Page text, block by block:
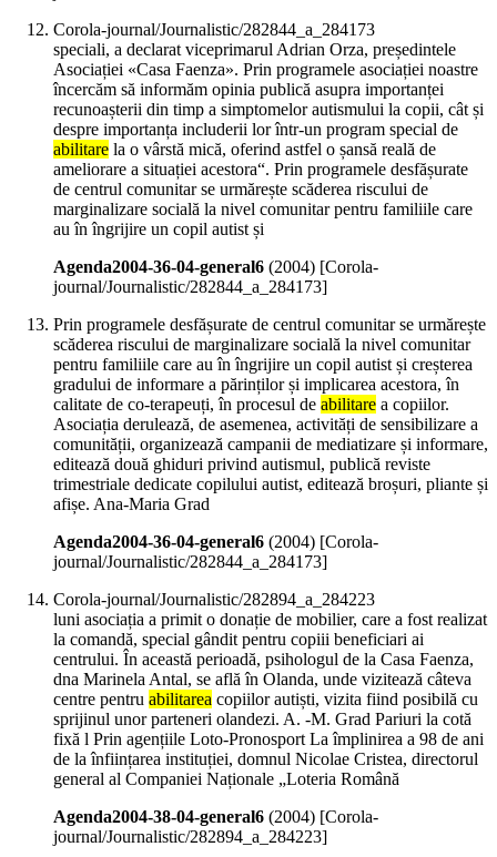
Corola-journal/Journalistic/282844_a_284173
speciali, a declarat viceprimarul Adrian Orza, președintele
Asociației «Casa Faenza». Prin programele asociației noastre
încercăm să informăm opinia publică asupra importanței
recunoașterii din timp a simptomelor autismului la copii, cât și
despre importanța includerii lor într-un program special de
abilitare la o vârstă mică, oferind astfel o șansă reală de
ameliorare a situației acestora“. Prin programele desfășurate
de centrul comunitar se urmărește scăderea riscului de
marginalizare socială la nivel comunitar pentru familiile care
au în îngrijire un copil autist și
Agenda2004-36-04-general6 (2004) [Corola-
journal/Journalistic/282844_a_284173]
Prin programele desfășurate de centrul comunitar se urmărește
scăderea riscului de marginalizare socială la nivel comunitar
pentru familiile care au în îngrijire un copil autist și creșterea
gradului de informare a părinților și implicarea acestora, în
calitate de co-terapeuți, în procesul de abilitare a copiilor.
Asociația derulează, de asemenea, activități de sensibilizare a
comunității, organizează campanii de mediatizare și informare,
editează două ghiduri privind autismul, publică reviste
trimestriale dedicate copilului autist, editează broșuri, pliante și
afișe. Ana-Maria Grad
Agenda2004-36-04-general6 (2004) [Corola-
journal/Journalistic/282844_a_284173]
Corola-journal/Journalistic/282894_a_284223
luni asociația a primit o donație de mobilier, care a fost realizat
la comandă, special gândit pentru copiii beneficiari ai
centrului. În această perioadă, psihologul de la Casa Faenza,
dna Marinela Antal, se află în Olanda, unde vizitează câteva
centre pentru abilitarea copiilor autiști, vizita fiind posibilă cu
sprijinul unor parteneri olandezi. A. -M. Grad Pariuri la cotă
fixă l Prin agențiile Loto-Pronosport La împlinirea a 98 de ani
de la înființarea instituției, domnul Nicolae Cristea, directorul
general al Companiei Naționale „Loteria Română
Agenda2004-38-04-general6 (2004) [Corola-
journal/Journalistic/282894_a_284223]